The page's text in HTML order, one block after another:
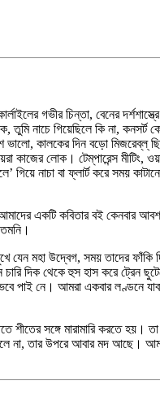
গভীর চিন্তা, বেনের
তুমি নাচে গিয়েছিলে কি না,
কালকের দিন বড়ো মিজরেব্‌ল্‌
লোক। টেম্‌পারেন্স মীটিং,
নাচা বা ফ্লার্ট করে সময়
একটি কবিতার বই কেনবার
মহা উদ্বেগ, সময় তাদের ফাঁকি
দিক থেকে হুস হাস করে ট্রেন
নে। আমরা একবার লণ্ডনে
সঙ্গে মারামারি করতে হয়।
না, তার উপরে আবার মদ আছে।